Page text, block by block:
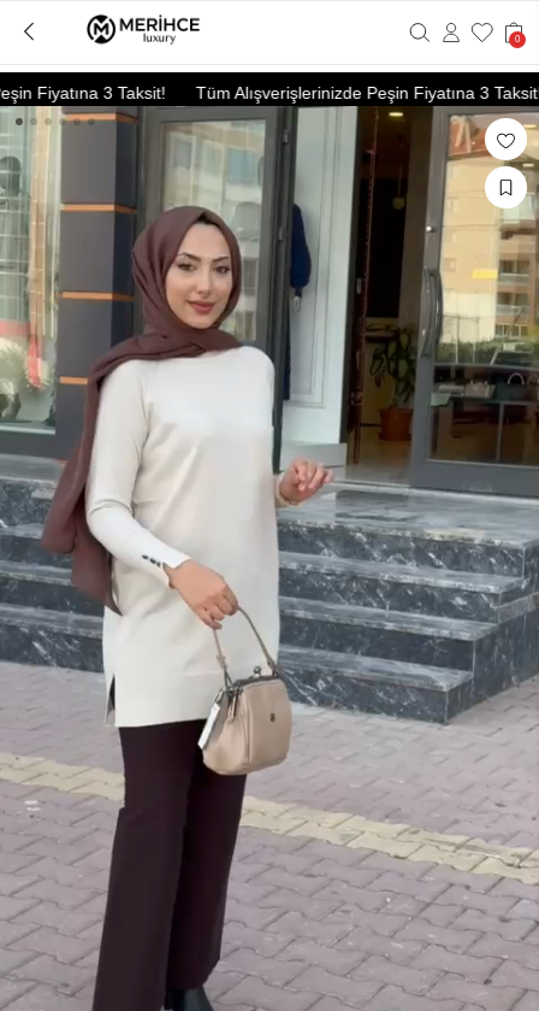
Fiyatına 3 Taksit! Tüm Alışverişlerinizde Peşin Fiyatına 3 Taksit!
0